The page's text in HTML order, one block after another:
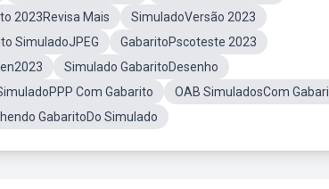
2023Revisa Mais
SimuladoVersão 2023
SimuladoJPEG
GabaritoPscoteste 2023
Simulado GabaritoDesenho
Com Gabarito
OAB SimuladosCom
GabaritoDo Simulado